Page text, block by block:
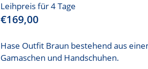
Leihpreis für 4 Tage
€169,00
Hase Outfit Braun bestehend aus
Gamaschen und Handschuhen.